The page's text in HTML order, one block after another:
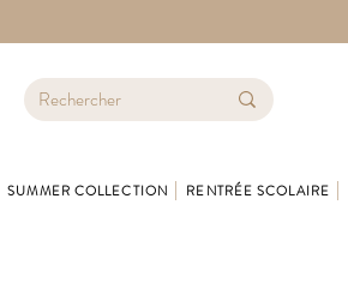
SUMMER COLLECTION RENTRÉE SCOLAIRE